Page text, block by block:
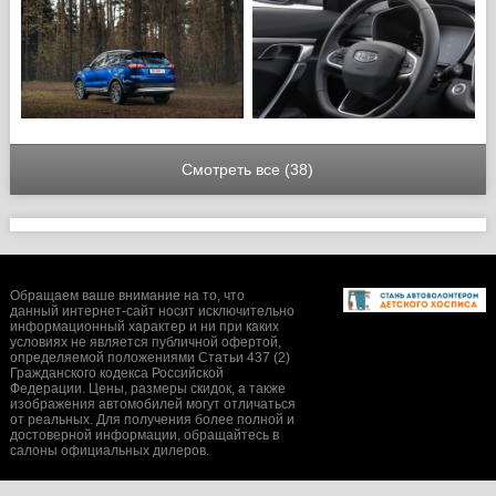
Смотреть все (38)
Обращаем ваше внимание на то, что
данный интернет-сайт носит исключительно
информационный характер и ни при каких
условиях не является публичной офертой,
определяемой положениями Статьи 437 (2)
Гражданского кодекса Российской
Федерации. Цены, размеры скидок, а также
изображения автомобилей могут отличаться
от реальных. Для получения более полной и
достоверной информации, обращайтесь в
салоны официальных дилеров.